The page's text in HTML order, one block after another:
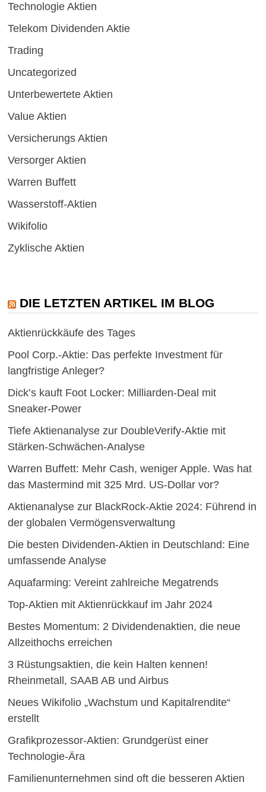
Technologie Aktien
Telekom Dividenden Aktie
Trading
Uncategorized
Unterbewertete Aktien
Value Aktien
Versicherungs Aktien
Versorger Aktien
Warren Buffett
Wasserstoff-Aktien
Wikifolio
Zyklische Aktien
DIE LETZTEN ARTIKEL IM BLOG
Aktienrückkäufe des Tages
Pool Corp.-Aktie: Das perfekte Investment für
langfristige Anleger?
Dick’s kauft Foot Locker: Milliarden-Deal mit
Sneaker-Power
Tiefe Aktienanalyse zur DoubleVerify-Aktie mit
Stärken-Schwächen-Analyse
Warren Buffett: Mehr Cash, weniger Apple. Was hat
das Mastermind mit 325 Mrd. US-Dollar vor?
Aktienanalyse zur BlackRock-Aktie 2024: Führend in
der globalen Vermögensverwaltung
Die besten Dividenden-Aktien in Deutschland: Eine
umfassende Analyse
Aquafarming: Vereint zahlreiche Megatrends
Top-Aktien mit Aktienrückkauf im Jahr 2024
Bestes Momentum: 2 Dividendenaktien, die neue
Allzeithochs erreichen
3 Rüstungsaktien, die kein Halten kennen!
Rheinmetall, SAAB AB und Airbus
Neues Wikifolio „Wachstum und Kapitalrendite“
erstellt
Grafikprozessor-Aktien: Grundgerüst einer
Technologie-Ära
Familienunternehmen sind oft die besseren Aktien